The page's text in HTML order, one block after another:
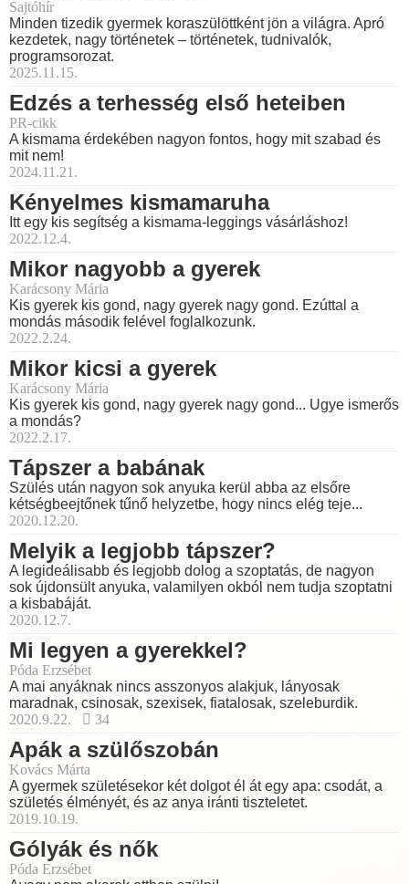
Sajtóhír
Minden tizedik gyermek koraszülöttként jön a világra. Apró
kezdetek, nagy történetek – történetek, tudnivalók,
programsorozat.
2025.11.15.
Edzés a terhesség első heteiben
PR-cikk
A kismama érdekében nagyon fontos, hogy mit szabad és
mit nem!
2024.11.21.
Kényelmes kismamaruha
Itt egy kis segítség a kismama-leggings vásárláshoz!
2022.12.4.
Mikor nagyobb a gyerek
Karácsony Mária
Kis gyerek kis gond, nagy gyerek nagy gond. Ezúttal a
mondás második felével foglalkozunk.
2022.2.24.
Mikor kicsi a gyerek
Karácsony Mária
Kis gyerek kis gond, nagy gyerek nagy gond... Ugye ismerős
a mondás?
2022.2.17.
Tápszer a babának
Szülés után nagyon sok anyuka kerül abba az elsőre
kétségbeejtőnek tűnő helyzetbe, hogy nincs elég teje...
2020.12.20.
Melyik a legjobb tápszer?
A legideálisabb és legjobb dolog a szoptatás, de nagyon
sok újdonsült anyuka, valamilyen okból nem tudja szoptatni
a kisbabáját.
2020.12.7.
Mi legyen a gyerekkel?
Póda Erzsébet
A mai anyáknak nincs asszonyos alakjuk, lányosak
maradnak, csinosak, szexisek, fiatalosak, szeleburdik.
2020.9.22.
34
Apák a szülőszobán
Kovács Márta
A gyermek születésekor két dolgot él át egy apa: csodát, a
születés élményét, és az anya iránti tiszteletet.
2019.10.19.
Gólyák és nők
Póda Erzsébet